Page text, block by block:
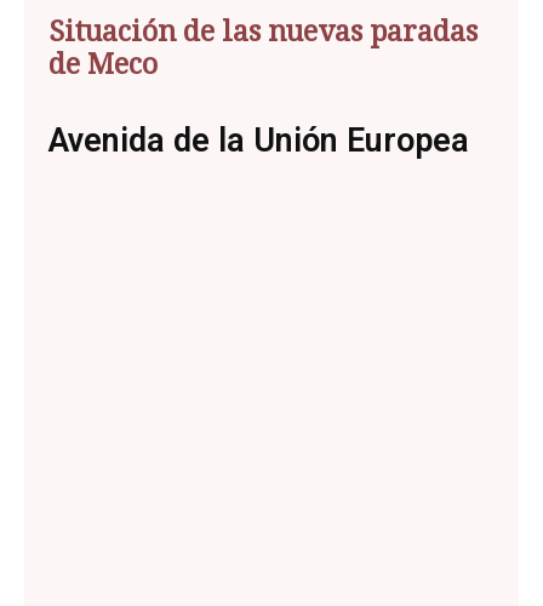
Situación de las nuevas paradas
de Meco
Avenida de la Unión Europea